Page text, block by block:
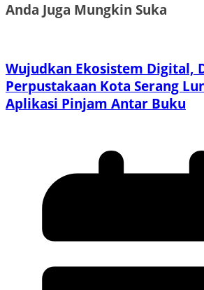
Anda Juga Mungkin Suka
Wujudkan Ekosistem Digital,
Perpustakaan Kota Serang
Aplikasi Pinjam Antar Buku